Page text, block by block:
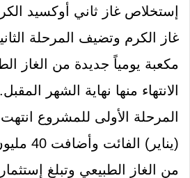
إستخلاص غاز ثاني أوكسيد
غاز الكرم وتضيف المرحلة
مكعبة يومياً جديدة من الغاز
الانتهاء منها نهاية الشهر المقبل.
المرحلة الأولى للمشروع
(يناير ) الفائت وأضافت 40
من الغاز الطبيعي وتبلغ